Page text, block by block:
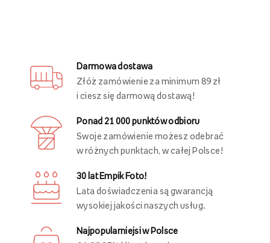
Darmowa dostawa
Złóż zamówienie za minimum 89 zł
i ciesz się darmową dostawą!
Ponad 21 000 punktów odbioru
Swoje zamówienie możesz odebrać
w różnych punktach, w całej Polsce!
30 lat Empik Foto!
Lata doświadczenia są gwarancją
wysokiej jakości naszych usług.
Najpopularniejsi w Polsce